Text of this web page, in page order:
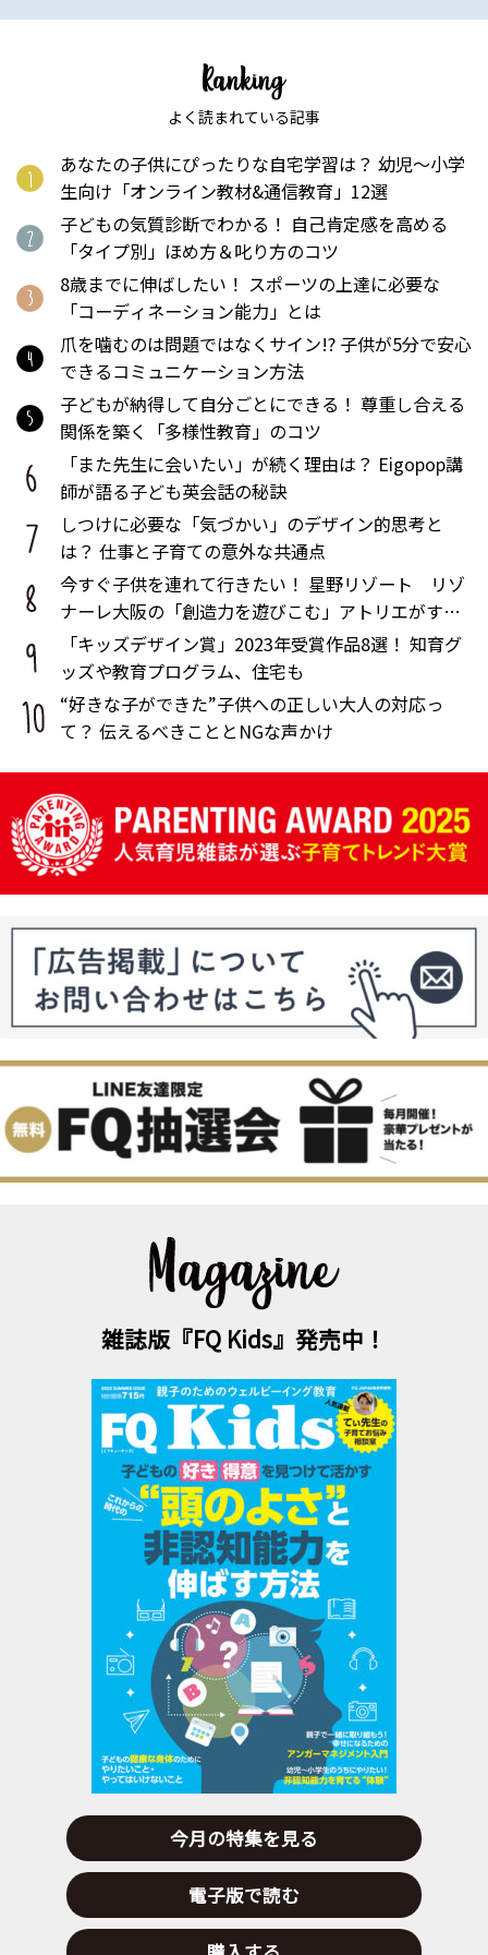
よく読まれている記事
あなたの子供にぴったりな自宅学習は？ 幼児〜小学
生向け「オンライン教材&通信教育」12選
子どもの気質診断でわかる！ 自己肯定感を高める
「タイプ別」ほめ方＆叱り方のコツ
8歳までに伸ばしたい！ スポーツの上達に必要な
「コーディネーション能力」とは
爪を噛むのは問題ではなくサイン!? 子供が5分で安心
できるコミュニケーション方法
子どもが納得して自分ごとにできる！ 尊重し合える
関係を築く「多様性教育」のコツ
「また先生に会いたい」が続く理由は？ Eigopop講
師が語る子ども英会話の秘訣
しつけに必要な「気づかい」のデザイン的思考と
は？ 仕事と子育ての意外な共通点
今すぐ子供を連れて行きたい！ 星野リゾート リゾ
ナーレ大阪の「創造力を遊びこむ」アトリエがすご
い
「キッズデザイン賞」2023年受賞作品8選！ 知育グ
ッズや教育プログラム、住宅も
“好きな子ができた”子供への正しい大人の対応っ
て？ 伝えるべきこととNGな声かけ
雑誌版『FQ Kids』発売中！
今月の特集を見る
電子版で読む